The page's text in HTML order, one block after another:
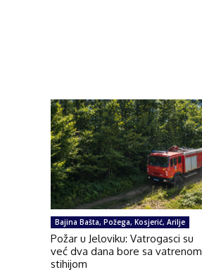
Bajina Bašta, Požega, Kosjerić, Arilje
Požar u Jeloviku: Vatrogasci su
već dva dana bore sa vatrenom
stihijom